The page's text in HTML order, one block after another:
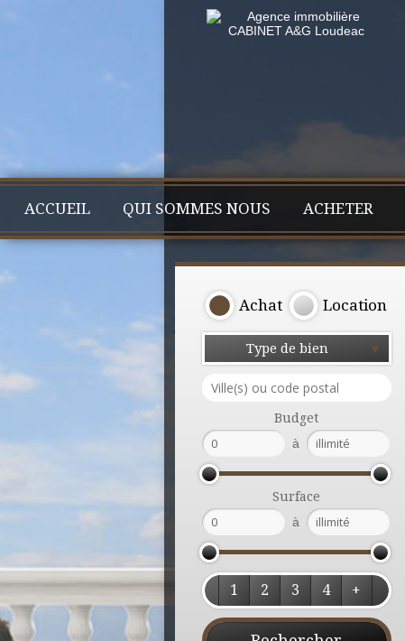
ACCUEIL QUI SOMMES NOUS ACHETER
Achat Location
Type de bien
Budget
à
Surface
à
1 2 3 4 +